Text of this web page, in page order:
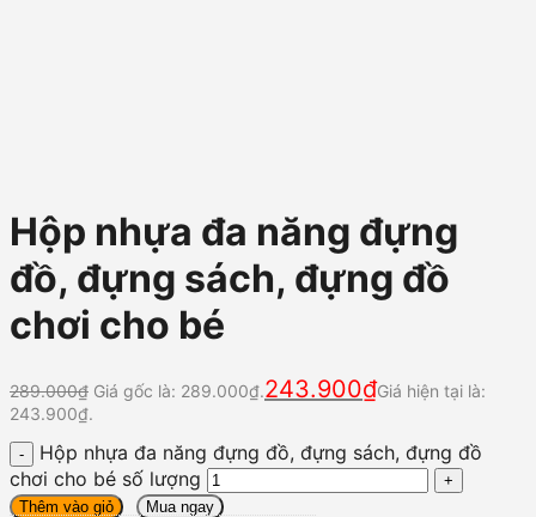
Hộp nhựa đa năng đựng
đồ, đựng sách, đựng đồ
chơi cho bé
289.000₫ Giá gốc là: 289.000₫.243.900₫Giá hiện tại là:
243.900₫.
Hộp nhựa đa năng đựng đồ, đựng sách, đựng đồ
chơi cho bé số lượng
Thêm vào giỏ Mua ngay